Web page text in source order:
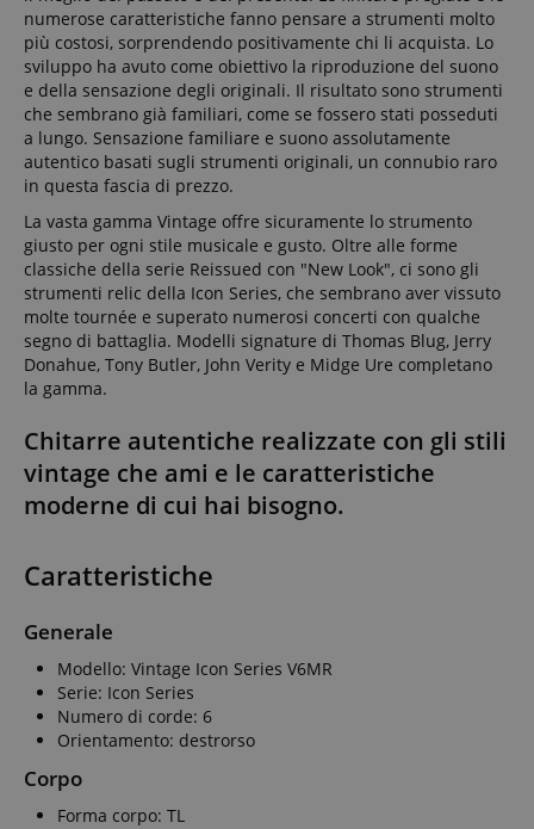
numerose caratteristiche fanno pensare a strumenti molto
più costosi, sorprendendo positivamente chi li acquista. Lo
sviluppo ha avuto come obiettivo la riproduzione del suono
e della sensazione degli originali. Il risultato sono strumenti
che sembrano già familiari, come se fossero stati posseduti
a lungo. Sensazione familiare e suono assolutamente
autentico basati sugli strumenti originali, un connubio raro
in questa fascia di prezzo.
La vasta gamma Vintage offre sicuramente lo strumento
giusto per ogni stile musicale e gusto. Oltre alle forme
classiche della serie Reissued con "New Look", ci sono gli
strumenti relic della Icon Series, che sembrano aver vissuto
molte tournée e superato numerosi concerti con qualche
segno di battaglia. Modelli signature di Thomas Blug, Jerry
Donahue, Tony Butler, John Verity e Midge Ure completano
la gamma.
Chitarre autentiche realizzate con gli stili
vintage che ami e le caratteristiche
moderne di cui hai bisogno.
Caratteristiche
Generale
Modello: Vintage Icon Series V6MR
Serie: Icon Series
Numero di corde: 6
Orientamento: destrorso
Corpo
Forma corpo: TL